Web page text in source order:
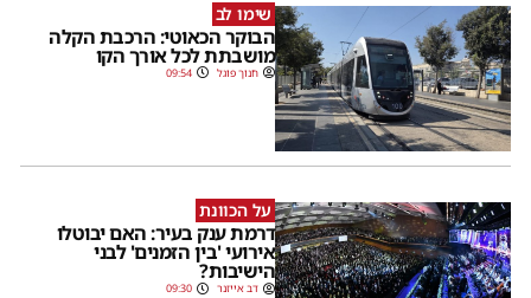
שימו לב
הבוקר הכאוטי: הרכבת הקלה
מושבתת לכל אורך הקו
חנוך פוגל 09:54
על הכוונת
דרמת ענק בעיר: האם יבוטלו
אירועי 'בין הזמנים' לבני
הישיבות?
דב אייזנר 09:30